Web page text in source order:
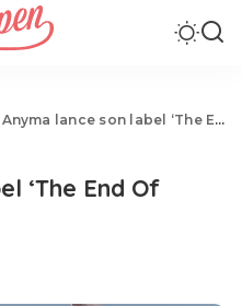
Anyma lance son label ‘The End Of Genesys’
‘The End Of